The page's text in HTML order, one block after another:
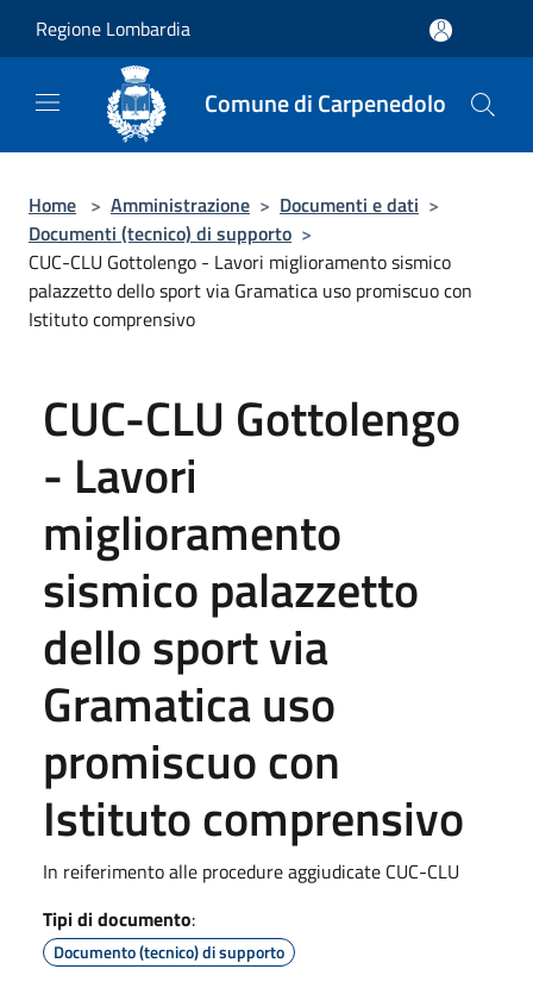
Regione Lombardia
Comune di Carpenedolo
Home > Amministrazione > Documenti e dati >
Documenti (tecnico) di supporto >
CUC-CLU Gottolengo - Lavori miglioramento sismico
palazzetto dello sport via Gramatica uso promiscuo con
Istituto comprensivo
CUC-CLU Gottolengo
- Lavori
miglioramento
sismico palazzetto
dello sport via
Gramatica uso
promiscuo con
Istituto comprensivo
In reiferimento alle procedure aggiudicate CUC-CLU
Tipi di documento:
Documento (tecnico) di supporto